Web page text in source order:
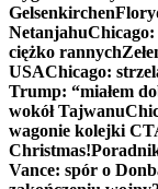
Gelsenkirchen
Netanjahu
ciężko rannych
USAChicago:
Trump: “miałem
wokół Tajwanu
wagonie kolejki
Christmas!
Vance: spór o